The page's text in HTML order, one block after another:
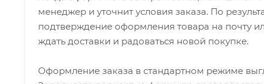
менеджер и уточнит условия заказа. По
подтверждение оформления товара на почту
ждать доставки и радоваться новой покупке.
Оформление заказа в стандартном режиме